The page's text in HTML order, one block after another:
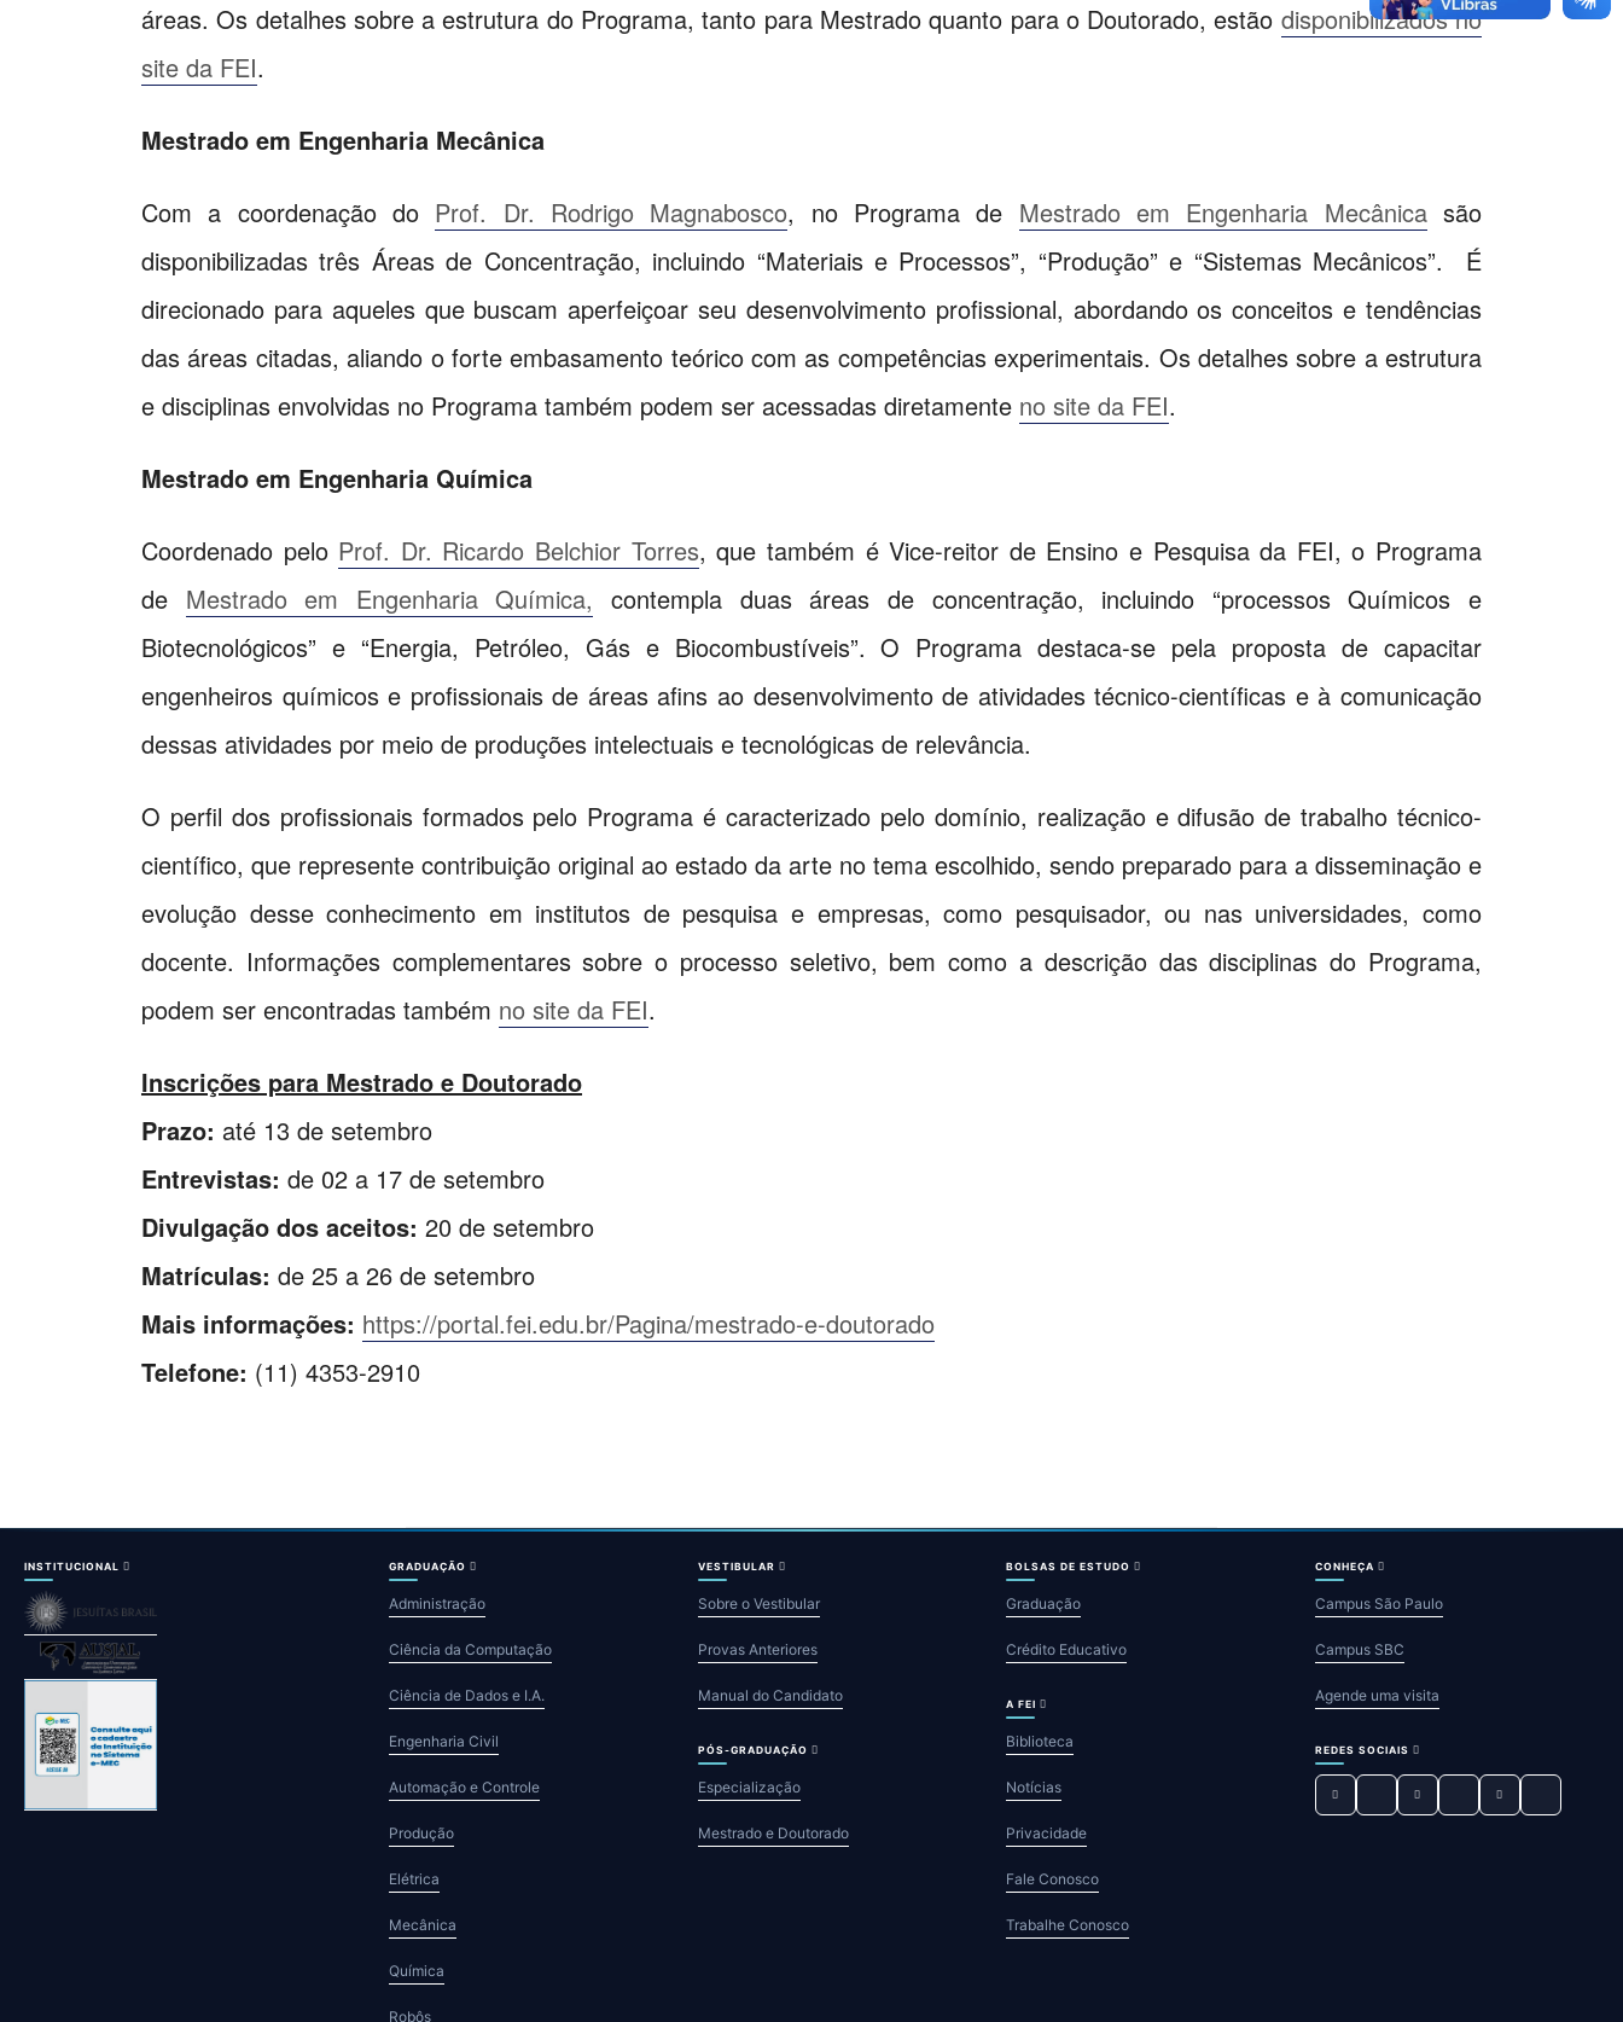
áreas. Os detalhes sobre a estrutura do Programa, tanto para Mestrado quanto para o Doutorado, estão disponibilizados no
site da FEI.
Mestrado em Engenharia Mecânica
Com a coordenação do Prof. Dr. Rodrigo Magnabosco, no Programa de Mestrado em Engenharia Mecânicasão
disponibilizadas três Áreas de Concentração, incluindo “Materiais e Processos”, “Produção” e “Sistemas Mecânicos”. É
direcionado para aqueles que buscam aperfeiçoar seu desenvolvimento profissional, abordando os conceitos e tendências
das áreas citadas, aliando o forte embasamento teórico com as competências experimentais. Os detalhes sobre a estrutura
e disciplinas envolvidas no Programa também podem ser acessadas diretamente no site da FEI.
Mestrado em Engenharia Química
Coordenado pelo Prof. Dr. Ricardo Belchior Torres, que também é Vice-reitor de Ensino e Pesquisa da FEI, o Programa
de Mestrado em Engenharia Química, contempla duas áreas de concentração, incluindo “processos Químicos e
Biotecnológicos” e “Energia, Petróleo, Gás e Biocombustíveis”. O Programa destaca-se pela proposta de capacitar
engenheiros químicos e profissionais de áreas afins ao desenvolvimento de atividades técnico-científicas e à comunicação
dessas atividades por meio de produções intelectuais e tecnológicas de relevância.
O perfil dos profissionais formados pelo Programa é caracterizado pelo domínio, realização e difusão de trabalho técnico-
científico, que represente contribuição original ao estado da arte no tema escolhido, sendo preparado para a disseminação e
evolução desse conhecimento em institutos de pesquisa e empresas, como pesquisador, ou nas universidades, como
docente. Informações complementares sobre o processo seletivo, bem como a descrição das disciplinas do Programa,
podem ser encontradas também no site da FEI.
Inscrições para Mestrado e Doutorado
Prazo: até 13 de setembro
Entrevistas: de 02 a 17 de setembro
Divulgação dos aceitos: 20 de setembro
Matrículas: de 25 a 26 de setembro
Mais informações: https://portal.fei.edu.br/Pagina/mestrado-e-doutorado
Telefone: (11) 4353-2910
INSTITUCIONAL GRADUAÇÃO
Administração
Ciência da Computação
Ciência de Dados e I.A.
Engenharia Civil
Automação e Controle
Produção
Elétrica
Mecânica
Química
Robôs
VESTIBULAR
Sobre o Vestibular
Provas Anteriores
Manual do Candidato
PÓS-GRADUAÇÃO
Especialização
Mestrado e Doutorado
BOLSAS DE ESTUDO
Graduação
Crédito Educativo
A FEI
Biblioteca
Notícias
Privacidade
Fale Conosco
Trabalhe Conosco
CONHEÇA
Campus São Paulo
Campus SBC
Agende uma visita
REDES SOCIAIS